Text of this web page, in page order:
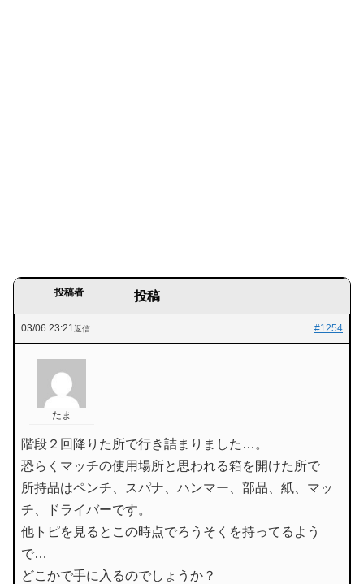
投稿者 投稿
03/06 23:21 #1254
返信
たま
階段２回降りた所で行き詰まりました…。
恐らくマッチの使用場所と思われる箱を開けた所で
所持品はペンチ、スパナ、ハンマー、部品、紙、マッ
チ、ドライバーです。
他トピを見るとこの時点でろうそくを持ってるよう
で…
どこかで手に入るのでしょうか？